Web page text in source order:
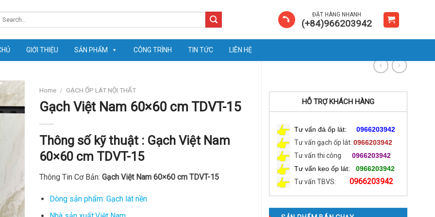
ĐẶT HÀNG NHANH
(+84)966203942
GIỚI THIỆU SẢN PHẨM CÔNG TRÌNH TIN TỨC LIÊN HỆ
HỖ TRỢ KHÁCH HÀNG
Tư vấn đá ốp lát: 0966203942
Tư vấn gạch ốp lát: 0966203942
Tư vấn thi công
0966203942
Tư vấn keo ốp lát:
0966203942
Tư vấn TBVS:
0966203942
Home / GẠCH ỐP LÁT NỘI THẤT
Gạch Việt Nam 60×60 cm TDVT-15
Thông số kỹ thuật : Gạch Việt Nam
60×60 cm TDVT-15
Thông Tin Cơ Bản: Gạch Việt Nam 60×60 cm TDVT-15
Dòng sản phẩm: Gạch lát nền